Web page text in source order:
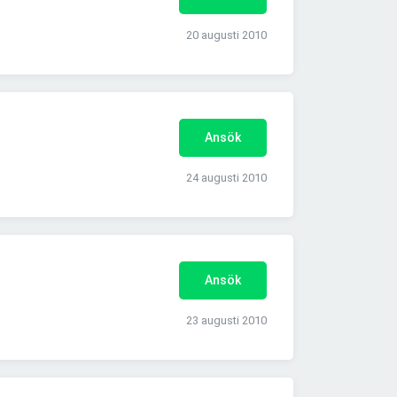
20 augusti 2010
Ansök
24 augusti 2010
Ansök
23 augusti 2010